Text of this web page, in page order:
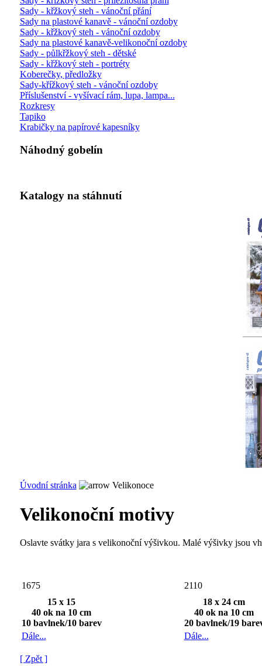
Sady - křžkový steh - vánoční přání
Sady na plastové kanavě - vánoční ozdoby
Sady - křžkový steh - vánoční ozdoby
Sady na plastové kanavě-velikonoční ozdoby
Sady - půlkřžkový steh - dětské
Sady - křžkový steh - portréty
Koberečky, předložky
Sady-křížkový steh - vánoční ozdoby
Příslušenství - vyšívací rám, lupa, lampa...
Rozkresy
Tapiko
Krabičky na papírové kapesníky
Náhodný gobelín
Katalogy na stáhnutí
Úvodní stránka Velikonoce
Velikonoční motivy
Oslavte svátky jara s velikonoční výšivkou. Malé výšivky jsou
1675
15 x 15
40 ok na 10 cm
10 bavlnek/10 barev
Dále...
2110
18 x 24 cm
40 ok na 10 cm
20 bavlnek/19
Dále...
[ Zpět ]